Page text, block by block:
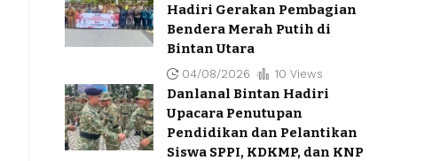
Hadiri Gerakan Pembagian
Bendera Merah Putih di
Bintan Utara
04/08/2026 10 Views
Danlanal Bintan Hadiri
Upacara Penutupan
Pendidikan dan Pelantikan
Siswa SPPI, KDKMP, dan KNP